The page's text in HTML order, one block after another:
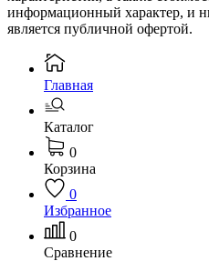
информационный характер, и
является публичной офертой.
Главная
Каталог
0
Корзина
0
Избранное
0
Сравнение